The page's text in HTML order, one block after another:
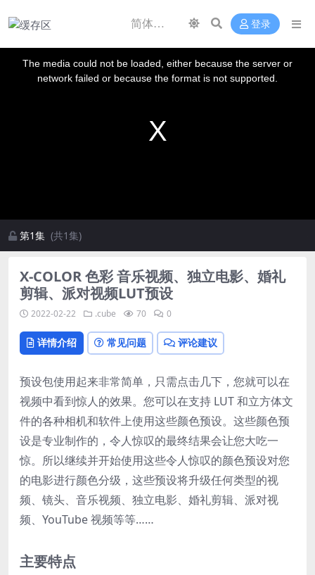
登录
The media could not be loaded, either because the server or
network failed or because the format is not supported.
第1集 (共1集)
X-COLOR 色彩 音乐视频、独立电影、婚礼
剪辑、派对视频LUT预设
2022-02-22 .cube 70 0
详情介绍 常见问题 评论建议
预设包使用起来非常简单，只需点击几下，您就可以在
视频中看到惊人的效果。您可以在支持 LUT 和立方体文
件的各种相机和软件上使用这些颜色预设。这些颜色预
设是专业制作的，令人惊叹的最终结果会让您大吃一
惊。所以继续并开始使用这些令人惊叹的颜色预设对您
的电影进行颜色分级，这些预设将升级任何类型的视
频、镜头、音乐视频、独立电影、婚礼剪辑、派对视
频、YouTube 视频等等……
主要特点